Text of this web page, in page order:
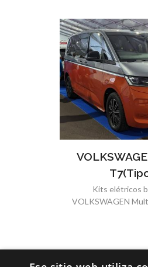
Kits elétricos
VOLKSWAGEN